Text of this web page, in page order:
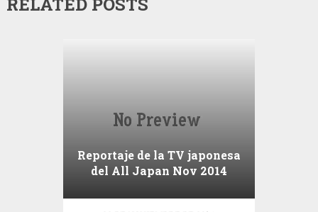
RELATED POSTS
Reportaje de la TV japonesa
del All Japan Nov 2014